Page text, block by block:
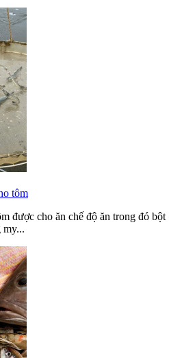
tôm
được cho ăn chế độ ăn trong đó bột
my...